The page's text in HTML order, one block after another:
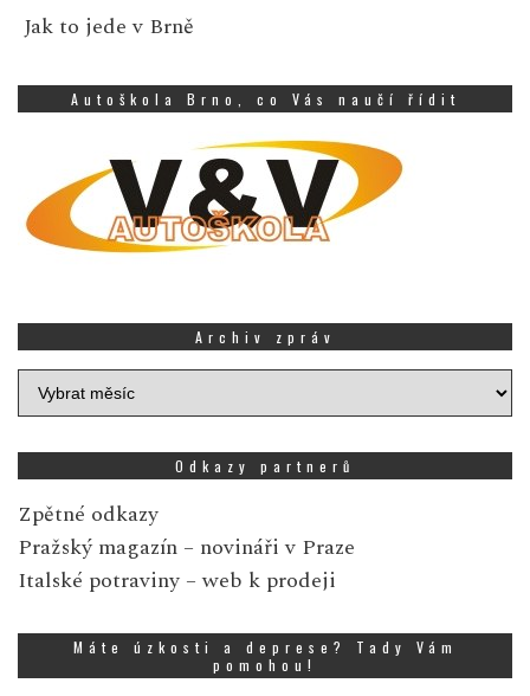
Jak to jede v Brně
Autoškola Brno, co Vás naučí řídit
Archiv zpráv
Archiv
zpráv
Odkazy partnerů
Zpětné odkazy
Pražský magazín – novináři v Praze
Italské potraviny – web k prodeji
Máte úzkosti a deprese? Tady Vám
pomohou!